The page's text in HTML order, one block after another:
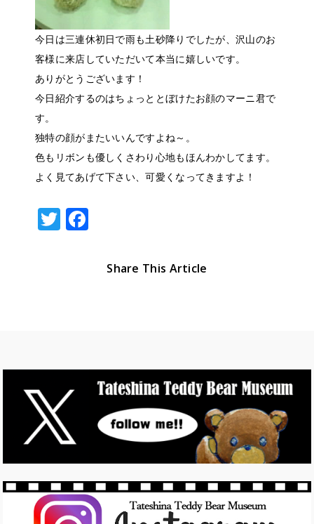
今日は三連休初日で雨も土砂降りでしたが、沢山のお
客様に来店していただいて本当に嬉しいです。
ありがとうございます！
今日紹介するのはちょっととぼけたお顔のマーニ君で
す。
独特の顔がまたいいんですよね～。
色もリボンも優しくさわり心地もほんわかしてます。
よく見てあげて下さい、可愛くなってきますよ！
T
k
Share This Article